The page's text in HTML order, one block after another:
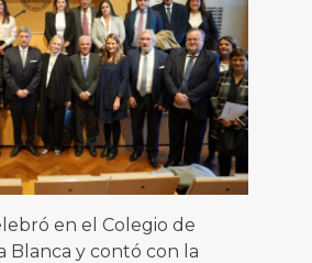
en el Colegio de
Blanca y contó con la